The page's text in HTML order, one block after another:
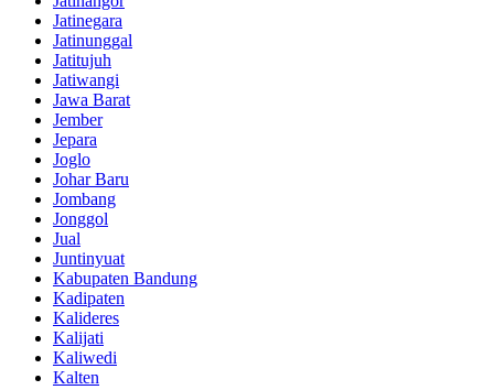
Jatinegara
Jatinunggal
Jatitujuh
Jatiwangi
Jawa Barat
Jember
Jepara
Joglo
Johar Baru
Jombang
Jonggol
Jual
Juntinyuat
Kabupaten Bandung
Kadipaten
Kalideres
Kalijati
Kaliwedi
Kalten